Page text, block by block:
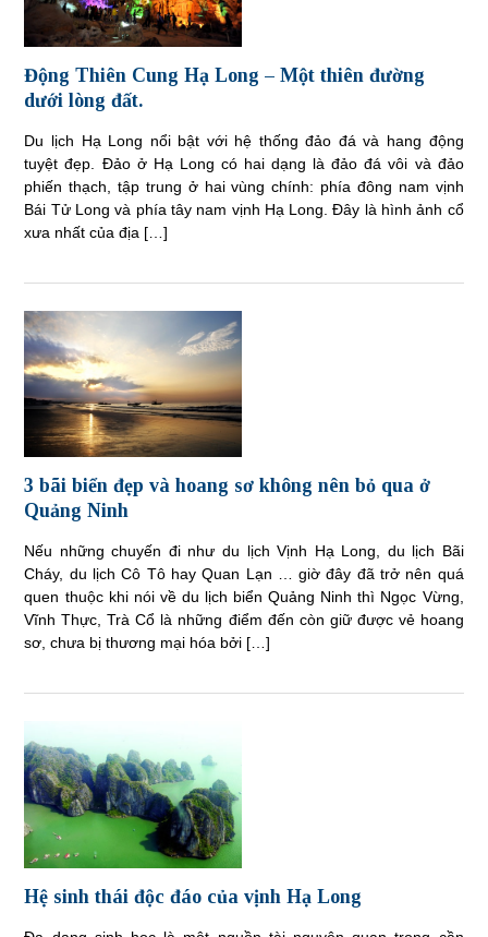
Động Thiên Cung Hạ Long – Một thiên đường
dưới lòng đất.
Du lịch Hạ Long nổi bật với hệ thống đảo đá và hang động
tuyệt đẹp. Đảo ở Hạ Long có hai dạng là đảo đá vôi và đảo
phiến thạch, tập trung ở hai vùng chính: phía đông nam vịnh
Bái Tử Long và phía tây nam vịnh Hạ Long. Đây là hình ảnh cổ
xưa nhất của địa […]
3 bãi biển đẹp và hoang sơ không nên bỏ qua ở
Quảng Ninh
Nếu những chuyến đi như du lịch Vịnh Hạ Long, du lịch Bãi
Cháy, du lịch Cô Tô hay Quan Lạn … giờ đây đã trở nên quá
quen thuộc khi nói về du lịch biển Quảng Ninh thì Ngọc Vừng,
Vĩnh Thực, Trà Cổ là những điểm đến còn giữ được vẻ hoang
sơ, chưa bị thương mại hóa bởi […]
Hệ sinh thái độc đáo của vịnh Hạ Long